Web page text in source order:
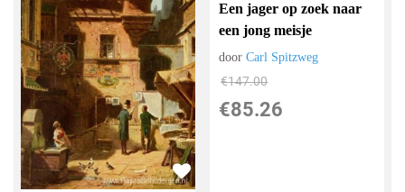
Een jager op zoek naar
een jong meisje
doorCarl Spitzweg
€147.00
€85.26